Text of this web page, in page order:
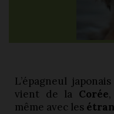
L’épagneul
vient de la Corée,
même avec les